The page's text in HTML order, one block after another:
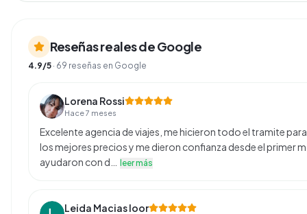
Reseñas reales de Google
4.9/5 · 69 reseñas en Google
Lorena Rossi
Hace 7 meses
Excelente agencia de viajes, me hicieron todo el tramite
los mejores precios y me dieron confianza desde el primer
ayudaron con d…
leer más
Leida Macias loor